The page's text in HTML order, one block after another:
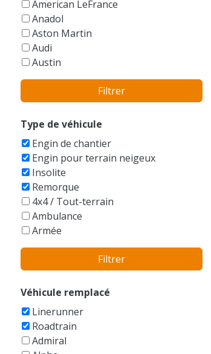
American LeFrance
Anadol
Aston Martin
Audi
Austin
Autres/Sans marque
BMW
Bobcat
Bucegi
Buell
Bugatti
Buick
Cadillac
Caterham
Caterpillar
Champion
Chrysler
Citroen
Dacia
Daewoo
Filtrer
Type de véhicule
Engin de chantier
Engin pour terrain neigeux
Insolite
Remorque
4x4 / Tout-terrain
Ambulance
Armée
Auto-tamponneuse
Avions
Balayeuse
Berline
Bicyclettes
Break
Filtrer
Véhicule remplacé
Linerunner
Roadtrain
Admiral